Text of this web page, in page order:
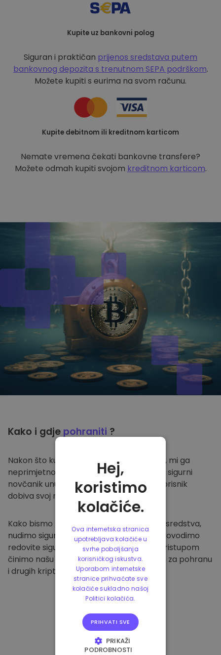
Kupite uz bankovni polog
Siguran i praktičan prijenos sredstava putem
bankovnog depozita s trenutnom SEPA podrškom.
Možete kupiti s eurima na svom računu.
Kupite debitnom ili kreditnom karticom
Nemate vremena čekati bankovne transfere?
Možete odmah kupiti svojom kreditnom karticom.
Kako i gdje pohraniti ?
Nakon što kupite na Kriptomat platformi , mi ga
neprimjetno prenosimo u vaš namjenski i sigurni
novčanik unutar naše platforme. Svaki korisnik
dobiva svoj novčanik.
Kako bismo zaštitili naše klijente i njihova sredstva,
nudimo sigurnu izvanmrežnu pohranu i provodimo
redovite sigurnosne provjere. Ovakvim pristupom
činimo našu platformu sigurnim mjestom za pohranu
i drugih kriptovaluta.
Hej,
koristimo
kolačiće.
Ova internetska stranica
upotrebljava kolačiće u
svrhe poboljšanja
korisničkog iskustva.
Uporabom internetske
stranice prihvaćate sve
kolačiće sukladno našoj
Politici kolačića.
PRIHVATI SVE
PRIKAŽI
PODROBNOSTI